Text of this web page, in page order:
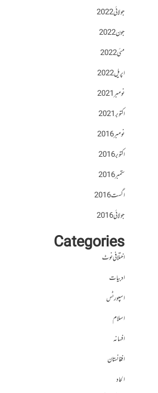
جولائی 2022
جون 2022
مئی 2022
اپریل 2022
نومبر 2021
اکتوبر 2021
نومبر 2016
اکتوبر 2016
ستمبر 2016
اگست 2016
جولائی 2016
Categories
اختلافی نوٹ
ادبیات
اسپورٹس
اسلام
افسانہ
افغانستان
الحاد